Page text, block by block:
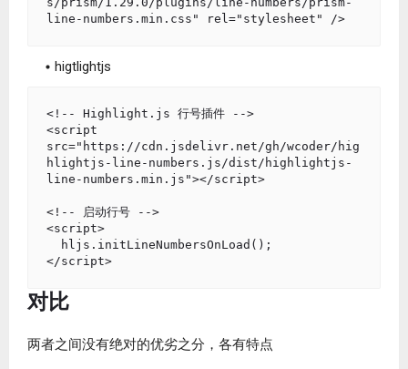
higtlightjs
<!-- Highlight.js 行号插件 -->
<script
src="https://cdn.jsdelivr.net/gh/wcoder/hig
hlightjs-line-numbers.js/dist/highlightjs-
line-numbers.min.js"></script>
<!-- 启动行号 -->
<script>
对比
两者之间没有绝对的优劣之分，各有特点